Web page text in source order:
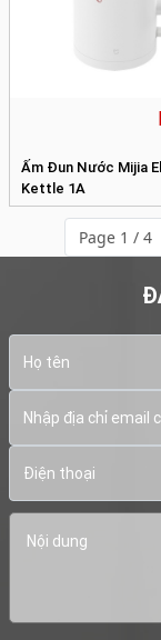
Ấm Đun Nước Mijia
Kettle 1A
Page 1 / 4